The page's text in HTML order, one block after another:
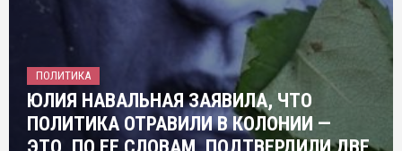
ПОЛИТИКА
ЮЛИЯ НАВАЛЬНАЯ ЗАЯВИЛА, ЧТО
ПОЛИТИКА ОТРАВИЛИ В КОЛОНИИ —